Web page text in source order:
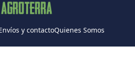
y contactoQuienes Somos